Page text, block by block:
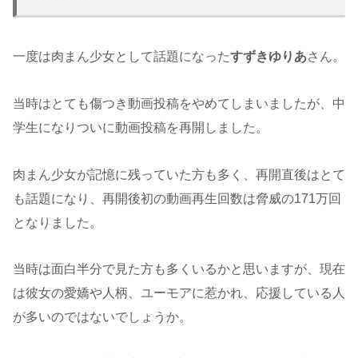
一度は肉まん少女として話題になったすずきゆりあさん。
当時はとても傷つき動画投稿をやめてしまいましたが、中
学生になりついに動画投稿を再開しました。
肉まん少女が記憶に残っていた方も多く、再開直後はとて
も話題になり、再開後初の動画再生回数は脅威の171万回
となりました。
当時は面白半分で見た方も多くいるかと思いますが、現在
は彼女の愛嬌や人柄、ユーモアに惹かれ、応援している人
が多いのではないでしょうか。